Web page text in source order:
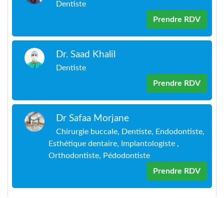
Dentiste
Prendre RDV
Dr. Saad Khalil
Dentiste
Prendre RDV
Dr Safaa Morjane
Chirurgie buccale, Dentiste, Endodontiste,
Esthétique dentaire, Implantologiste ,
Orthodontiste, Pédodontiste
Prendre RDV